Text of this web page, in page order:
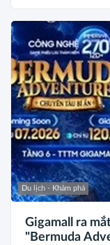
Du lịch - Khám phá
Gigamall ra
"Bermuda